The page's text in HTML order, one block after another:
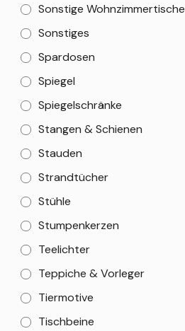
Sonstige Wohnzimmertische
Sonstiges
Spardosen
Spiegel
Spiegelschränke
Stangen & Schienen
Stauden
Strandtücher
Stühle
Stumpenkerzen
Teelichter
Teppiche & Vorleger
Tiermotive
Tischbeine